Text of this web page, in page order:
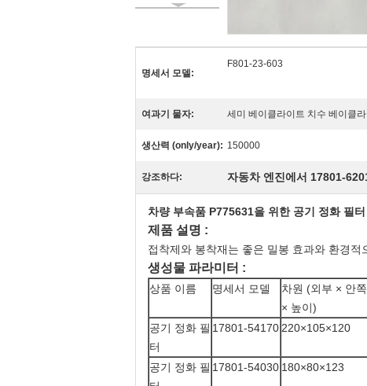
명세서 모델:
F801-23-603
여과기 물자: 세미 베이클라이트 치수 베이클
생산력 (only/year): 150000
강조하다: 자동차 엔진에서 17801-
차량 부속품 P775631을 위한 공기 정화 필터
제품 설명 :
접착제와 봉착재는 좋은 밀봉 효과와 환경
생성물 파라미터 :
상품 이름 명세서 모델
차원 (외부 × 안쪽
× 높이)
공기 정화 필
터
17801-54170 220×105×120
공기 정화 필 17801-54030 180×80×123